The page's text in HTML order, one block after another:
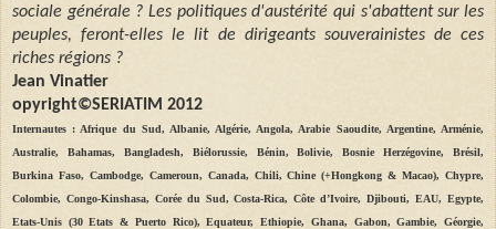
sociale générale ? Les politiques d'austérité qui s'abattent sur les
peuples, feront-elles le lit de dirigeants souverainistes de ces
riches régions ?
Jean Vinatier
opyright©SERIATIM 2012
Internautes : Afrique du Sud, Albanie, Algérie, Angola, Arabie Saoudite, Argentine, Arménie,
Australie, Bahamas, Bangladesh, Biélorussie, Bénin, Bolivie, Bosnie Herzégovine, Brésil,
Burkina Faso, Cambodge, Cameroun, Canada, Chili, Chine (+Hongkong & Macao), Chypre,
Colombie, Congo-Kinshasa, Corée du Sud, Costa-Rica, Côte d’Ivoire, Djibouti, EAU, Egypte,
Etats-Unis (30 Etats & Puerto Rico), Equateur, Ethiopie, Ghana, Gabon, Gambie, Géorgie,